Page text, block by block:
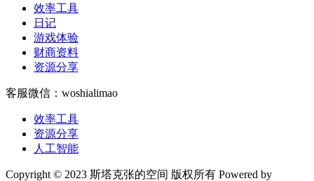
效率工具
日记
游戏体验
财商资料
资源分享
客服微信：woshialimao
效率工具
资源分享
人工智能
Copyright © 2023 斯塔克张的空间 版权所有 Powered by